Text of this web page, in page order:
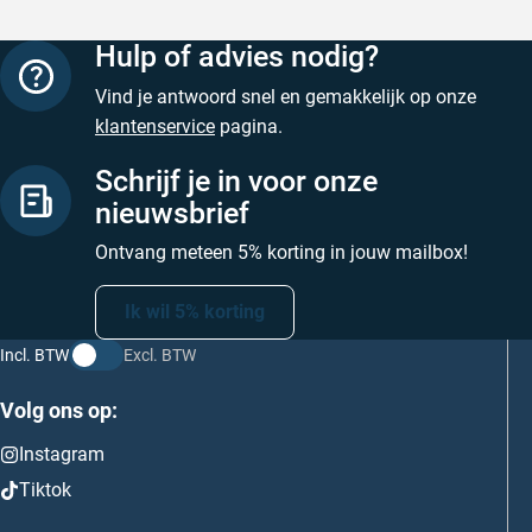
Hulp of advies nodig?
Vind je antwoord snel en gemakkelijk op onze
klantenservice pagina.
Schrijf je in voor onze
nieuwsbrief
Ontvang meteen 5% korting in jouw mailbox!
Ik wil 5% korting
Incl. BTW Excl. BTW
Volg ons op:
Instagram
Tiktok